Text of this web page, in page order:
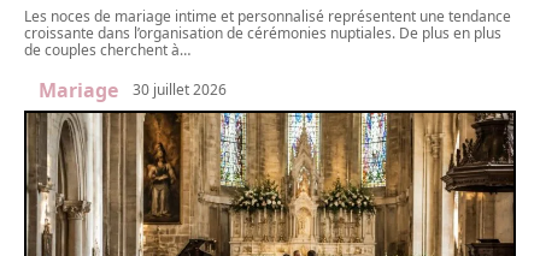
Les noces de mariage intime et personnalisé représentent une tendance
croissante dans l’organisation de cérémonies nuptiales. De plus en plus
de couples cherchent à…
Mariage 30 juillet 2026